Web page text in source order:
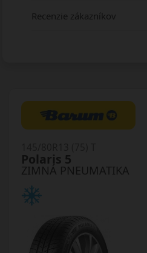
Recenzie zákazníkov
ZIMNÁ PNEUMATIKA
Polaris 5